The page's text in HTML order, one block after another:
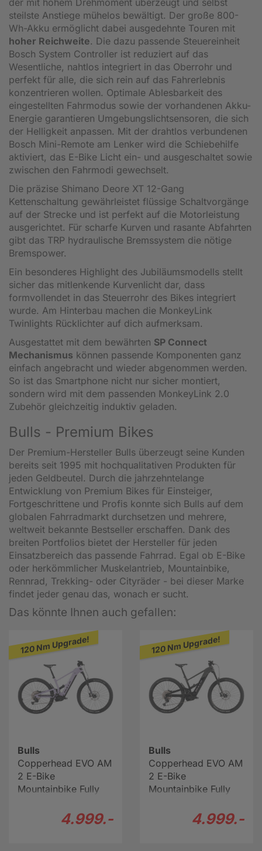
der mit hohem Drehmoment überzeugt und selbst
steilste Anstiege mühelos bewältigt. Der große 800-
Wh-Akku ermöglicht dabei ausgedehnte Touren mit
hoher Reichweite. Die dazu passende Steuereinheit
Bosch System Controller ist reduziert auf das
Wesentliche, nahtlos integriert in das Oberrohr und
perfekt für alle, die sich rein auf das Fahrerlebnis
konzentrieren wollen. Optimale Ablesbarkeit des
eingestellten Fahrmodus sowie der vorhandenen Akku-
Energie garantieren Umgebungslichtsensoren, die sich
der Helligkeit anpassen. Mit der drahtlos verbundenen
Bosch Mini-Remote am Lenker wird die Schiebehilfe
aktiviert, das E-Bike Licht ein- und ausgeschaltet sowie
zwischen den Fahrmodi gewechselt.
Die präzise Shimano Deore XT 12-Gang
Kettenschaltung gewährleistet flüssige Schaltvorgänge
auf der Strecke und ist perfekt auf die Motorleistung
ausgerichtet. Für scharfe Kurven und rasante Abfahrten
gibt das TRP hydraulische Bremssystem die nötige
Bremspower.
Ein besonderes Highlight des Jubiläumsmodells stellt
sicher das mitlenkende Kurvenlicht dar, dass
formvollendet in das Steuerrohr des Bikes integriert
wurde. Am Hinterbau machen die MonkeyLink
Twinlights Rücklichter auf dich aufmerksam.
Ausgestattet mit dem bewährten SP Connect
Mechanismus können passende Komponenten ganz
einfach angebracht und wieder abgenommen werden.
So ist das Smartphone nicht nur sicher montiert,
sondern wird mit dem passenden MonkeyLink 2.0
Zubehör gleichzeitig induktiv geladen.
Bulls - Premium Bikes
Der Premium-Hersteller Bulls überzeugt seine Kunden
bereits seit 1995 mit hochqualitativen Produkten für
jeden Geldbeutel. Durch die jahrzehntelange
Entwicklung von Premium Bikes für Einsteiger,
Fortgeschrittene und Profis konnte sich Bulls auf dem
globalen Fahrradmarkt durchsetzen und mehrere,
weltweit bekannte Bestseller erschaffen. Dank des
breiten Portfolios bietet der Hersteller für jeden
Einsatzbereich das passende Fahrrad. Egal ob E-Bike
oder herkömmlicher Muskelantrieb, Mountainbike,
Rennrad, Trekking- oder Cityräder - bei dieser Marke
findet jeder genau das, wonach er sucht.
Das könnte Ihnen auch gefallen:
120 Nm Upgrade!
Bulls
Copperhead EVO AM
2 E-Bike
Mountainbike Fully
4.999.-
120 Nm Upgrade!
Bulls
Copperhead EVO AM
2 E-Bike
Mountainbike Fully
4.999.-